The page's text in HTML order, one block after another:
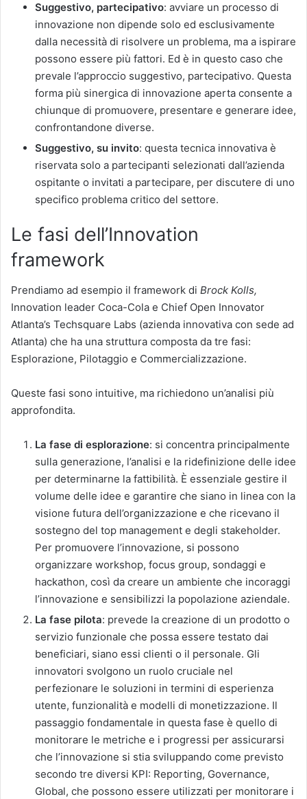
Suggestivo, partecipativo: avviare un processo di
innovazione non dipende solo ed esclusivamente
dalla necessità di risolvere un problema, ma a ispirare
possono essere più fattori. Ed è in questo caso che
prevale l’approccio suggestivo, partecipativo. Questa
forma più sinergica di innovazione aperta consente a
chiunque di promuovere, presentare e generare idee,
confrontandone diverse.
Suggestivo, su invito: questa tecnica innovativa è
riservata solo a partecipanti selezionati dall’azienda
ospitante o invitati a partecipare, per discutere di uno
specifico problema critico del settore.
Le fasi dell’Innovation
framework
Prendiamo ad esempio il framework di Brock Kolls,
Innovation leader Coca-Cola e Chief Open Innovator
Atlanta’s Techsquare Labs (azienda innovativa con sede ad
Atlanta) che ha una struttura composta da tre fasi:
Esplorazione, Pilotaggio e Commercializzazione.
Queste fasi sono intuitive, ma richiedono un’analisi più
approfondita.
La fase di esplorazione: si concentra principalmente
sulla generazione, l’analisi e la ridefinizione delle idee
per determinarne la fattibilità. È essenziale gestire il
volume delle idee e garantire che siano in linea con la
visione futura dell’organizzazione e che ricevano il
sostegno del top management e degli stakeholder.
Per promuovere l’innovazione, si possono
organizzare workshop, focus group, sondaggi e
hackathon, così da creare un ambiente che incoraggi
l’innovazione e sensibilizzi la popolazione aziendale.
La fase pilota: prevede la creazione di un prodotto o
servizio funzionale che possa essere testato dai
beneficiari, siano essi clienti o il personale. Gli
innovatori svolgono un ruolo cruciale nel
perfezionare le soluzioni in termini di esperienza
utente, funzionalità e modelli di monetizzazione. Il
passaggio fondamentale in questa fase è quello di
monitorare le metriche e i progressi per assicurarsi
che l’innovazione si stia sviluppando come previsto
secondo tre diversi KPI: Reporting, Governance,
Global, che possono essere utilizzati per monitorare i